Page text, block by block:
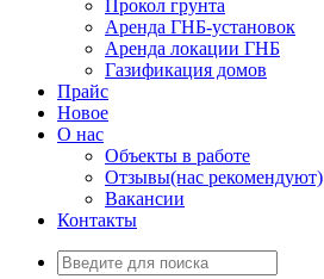
Прокол грунта
Аренда ГНБ-установок
Аренда локации ГНБ
Газификация домов
Прайс
Новое
О нас
Объекты в работе
Отзывы(нас рекомендуют)
Вакансии
Контакты
Искать: